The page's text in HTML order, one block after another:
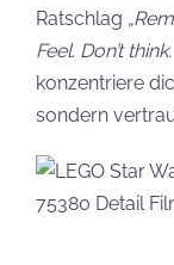
Ratschlag
Feel. Don’t
konzentriere
sondern